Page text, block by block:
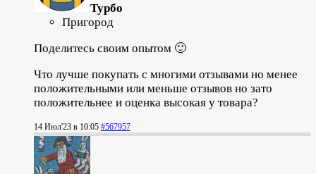
Турбо
Пригород
Поделитесь своим опытом 🙂
Что лучше покупать с многими отзывами но менее
положительными или меньше отзывов но зато
положительнее и оценка высокая у товара?
14 Июл'23 в 10:05 #567957